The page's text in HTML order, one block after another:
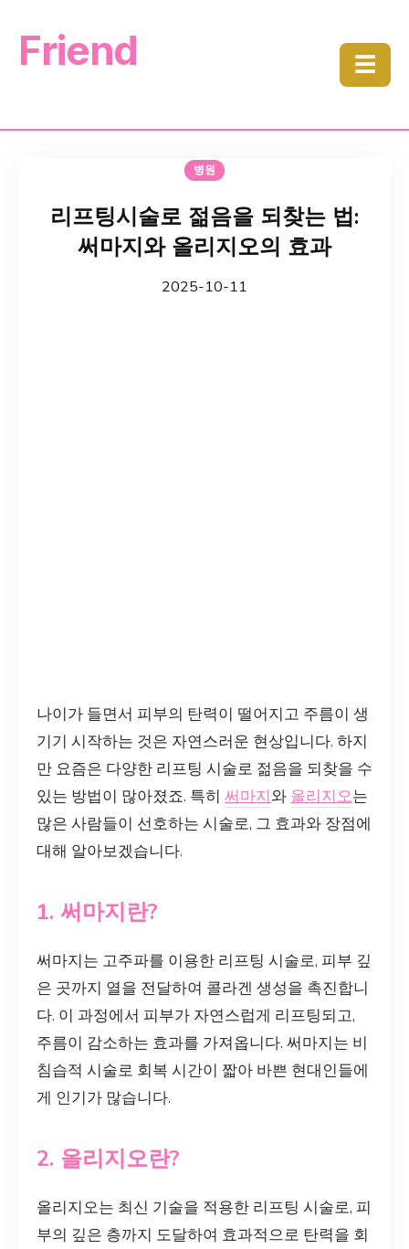
Friend ☰
병원
리프팅시술로 젊음을 되찾는 법:
써마지와 올리지오의 효과
2025-10-11
나이가 들면서 피부의 탄력이 떨어지고 주름이 생
기기 시작하는 것은 자연스러운 현상입니다. 하지
만 요즘은 다양한 리프팅 시술로 젊음을 되찾을 수
있는 방법이 많아졌죠. 특히 써마지와 올리지오는
많은 사람들이 선호하는 시술로, 그 효과와 장점에
대해 알아보겠습니다.
1. 써마지란?
써마지는 고주파를 이용한 리프팅 시술로, 피부 깊
은 곳까지 열을 전달하여 콜라겐 생성을 촉진합니
다. 이 과정에서 피부가 자연스럽게 리프팅되고,
주름이 감소하는 효과를 가져옵니다. 써마지는 비
침습적 시술로 회복 시간이 짧아 바쁜 현대인들에
게 인기가 많습니다.
2. 올리지오란?
올리지오는 최신 기술을 적용한 리프팅 시술로, 피
부의 깊은 층까지 도달하여 효과적으로 탄력을 회